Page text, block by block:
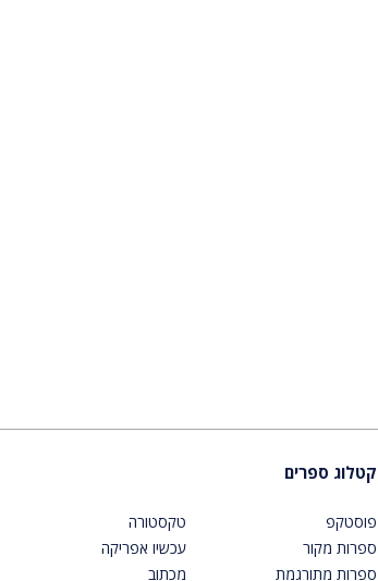
קטלוג ספרים
פוסטקפ
ספרות מקור
ספרות מתורגמת
טקסטורה
עכשיו אפריקה
מכתוב